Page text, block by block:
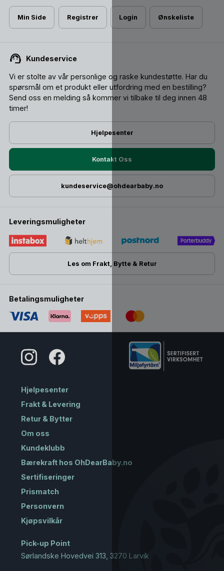
Min Side Registrer Login Ønskeliste
Kundeservice
Vi er stolte av vår personlige og raske kundestøtte. Har du
spørsmål om et produkt eller utfordring med en bestilling?
Send oss ​​en melding så kommer vi tilbake til deg innen 48
timer!
Hjelpesenter
Kontakt Oss
kundeservice@ohdearbaby.no
Leveringsmuligheter
Les om Frakt, Bytte & Retur
Betalingsmuligheter
Hjelpesenter
Frakt & Levering
Retur & Bytter
Om oss
Kundeklubb
Bærekraft hos OhDearBaby.no
Sertifiseringer
Prismatch
Personvern
Kjøpsvilkår
Pick-up Point
Sørlandske Hovedvei 313, 3270 Larvik